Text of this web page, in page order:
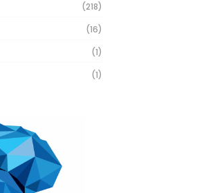
(218)
(16)
(1)
(1)